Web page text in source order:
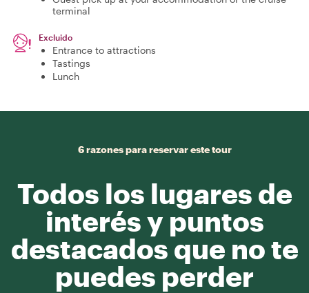
terminal
Excluido
Entrance to attractions
Tastings
Lunch
6 razones para reservar este tour
Todos los lugares de
interés y puntos
destacados que no te
puedes perder